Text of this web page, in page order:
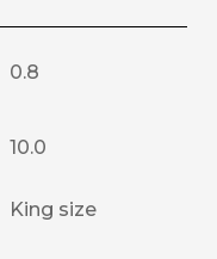
0.8
10.0
King size